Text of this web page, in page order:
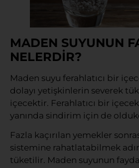
MADEN SUYUNUN
NELERDİR?
Maden suyu ferahlatıcı bir
dolayı yetişkinlerin severek
içecektir. Ferahlatıcı bir içecek
yanında sindirim için de
Fazla kaçırılan yemekler
sistemine rahatlatabilmek
tüketilir. Maden suyunun